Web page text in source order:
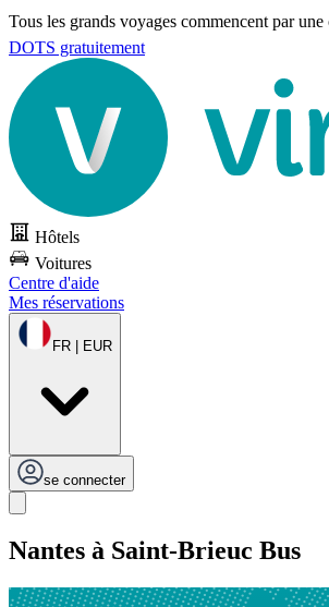
Tous les grands voyages commencent par une
DOTS gratuitement
Hôtels
Voitures
Centre d'aide
Mes réservations
FR | EUR
se connecter
Nantes à Saint-Brieuc Bus